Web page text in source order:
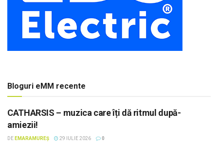
Bloguri eMM recente
CATHARSIS – muzica care îți dă ritmul după-
amiezii!
DE EMARAMUREȘ 29 IULIE 2026 0